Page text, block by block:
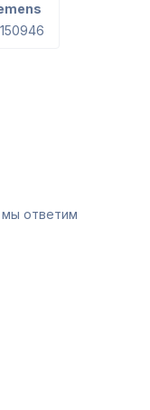
ответим